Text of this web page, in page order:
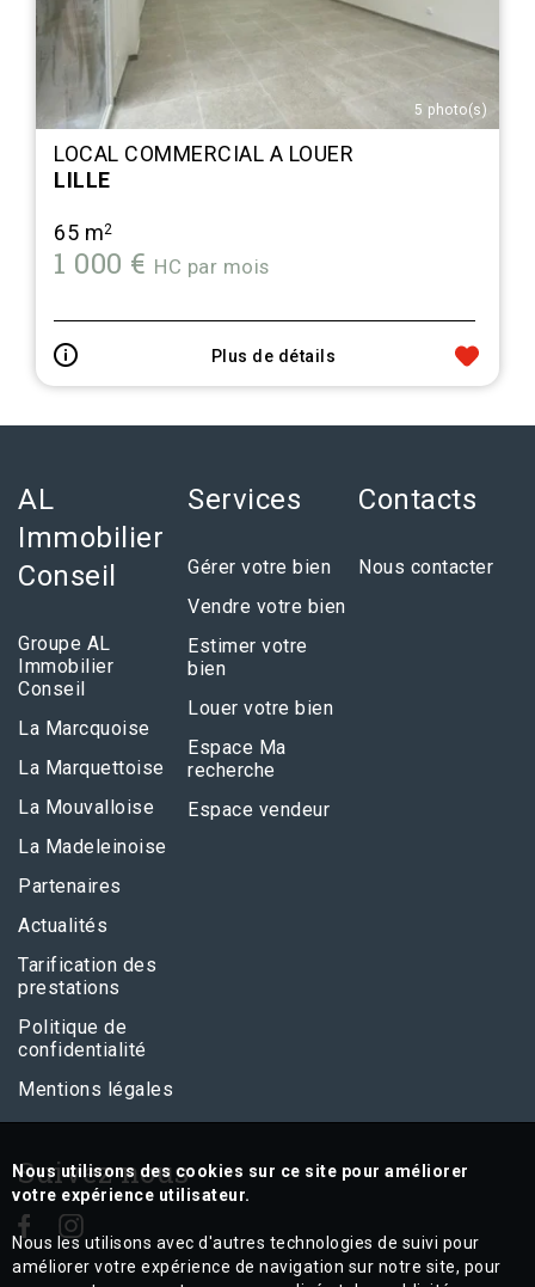
5 photo(s)
LOCAL COMMERCIAL A LOUER
LILLE
65 m2
1 000 € HC par mois
Plus de détails
AL
Immobilier
Conseil
Groupe AL
Immobilier
Conseil
La Marcquoise
La Marquettoise
La Mouvalloise
La Madeleinoise
Partenaires
Actualités
Tarification des
prestations
Politique de
confidentialité
Mentions légales
Services
Gérer votre bien
Vendre votre bien
Estimer votre
bien
Louer votre bien
Espace Ma
recherche
Espace vendeur
Contacts
Nous contacter
Suivez nous
Nous utilisons des cookies sur ce site pour améliorer
votre expérience utilisateur.
Nous les utilisons avec d'autres technologies de suivi pour
améliorer votre expérience de navigation sur notre site, pour